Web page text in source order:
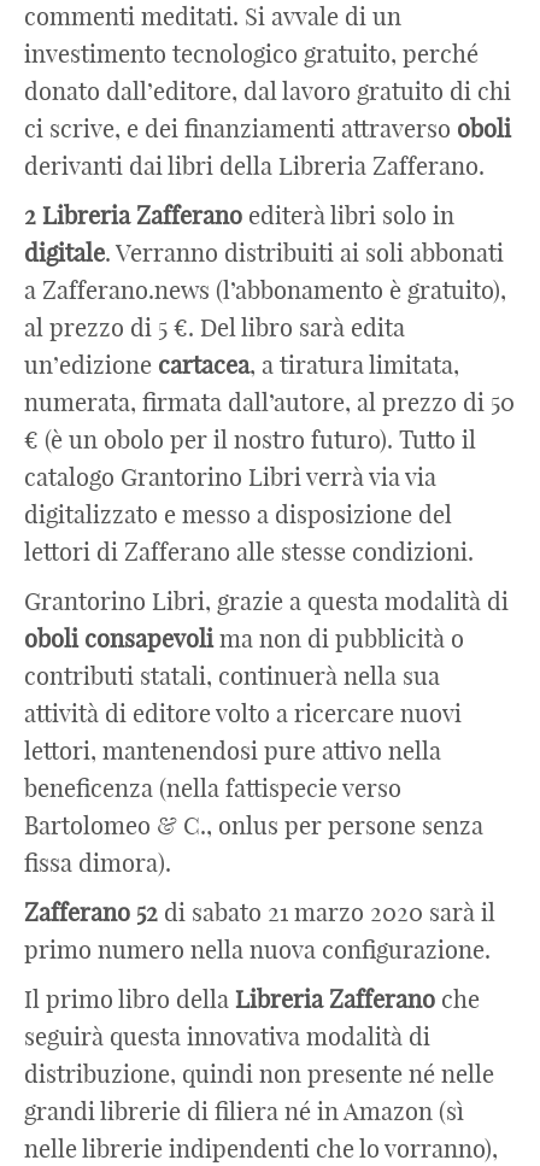
commenti meditati. Si avvale di un
investimento tecnologico gratuito, perché
donato dall’editore, dal lavoro gratuito di chi
ci scrive, e dei finanziamenti attraverso oboli
derivanti dai libri della Libreria Zafferano.
2 Libreria Zafferano editerà libri solo in
digitale. Verranno distribuiti ai soli abbonati
a Zafferano.news (l’abbonamento è gratuito),
al prezzo di 5 €. Del libro sarà edita
un’edizione cartacea, a tiratura limitata,
numerata, firmata dall’autore, al prezzo di 50
€ (è un obolo per il nostro futuro). Tutto il
catalogo Grantorino Libri verrà via via
digitalizzato e messo a disposizione del
lettori di Zafferano alle stesse condizioni.
Grantorino Libri, grazie a questa modalità di
oboli consapevolima non di pubblicità o
contributi statali, continuerà nella sua
attività di editore volto a ricercare nuovi
lettori, mantenendosi pure attivo nella
beneficenza (nella fattispecie verso
Bartolomeo & C., onlus per persone senza
fissa dimora).
Zafferano 52 di sabato 21 marzo 2020 sarà il
primo numero nella nuova configurazione.
Il primo libro della Libreria Zafferano che
seguirà questa innovativa modalità di
distribuzione, quindi non presente né nelle
grandi librerie di filiera né in Amazon (sì
nelle librerie indipendenti che lo vorranno),